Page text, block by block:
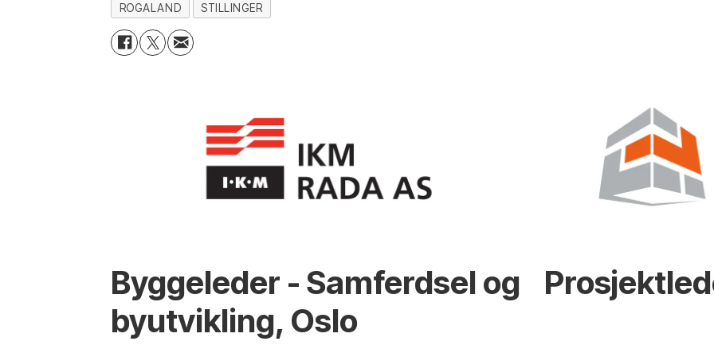
ROGALAND STILLINGER
Byggeleder - Samferdsel og
byutvikling, Oslo